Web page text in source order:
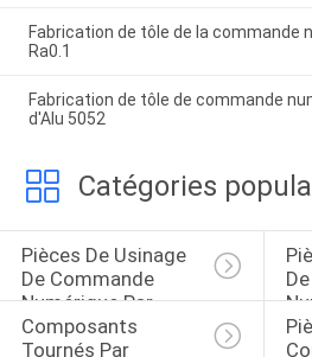
Fabrication de tôle de la commande
Ra0.1
Fabrication de tôle de commande
d'Alu 5052
Catégories
Pièces De Usinage
De Commande
Numérique Par
Ordinateur
Composants
Tournés Par